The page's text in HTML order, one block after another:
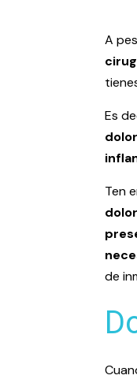
A
Es
Ten
de